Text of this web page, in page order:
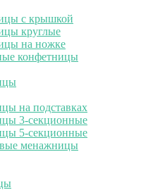
с крышкой
круглые
на ножке
конфетницы
на подставках
3-секционные
5-секционные
менажницы